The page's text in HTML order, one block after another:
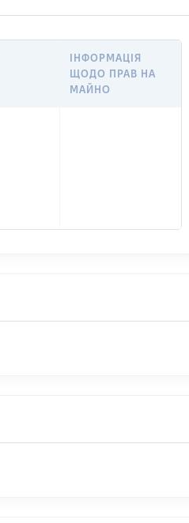
ІНФОРМАЦІЯ
ЩОДО ПРАВ НА
МАЙНО